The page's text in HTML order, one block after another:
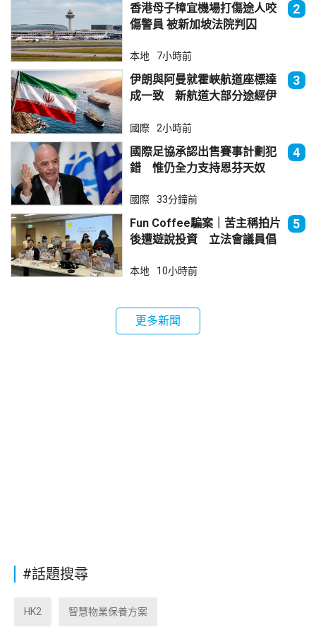
香港母子樟宜機場打傷途人咬
傷警員 被新加坡法院判囚
2
本地 7小時前
伊朗與阿曼就霍峽航道座標達
成一致 新航道大部分途經伊
3
國際 2小時前
國際足協承認出售賽事計劃犯
錯 惟仍全力支持恩芬天奴
4
國際 33分鐘前
Fun Coffee騙案｜苦主稱拍片
後遭遊說投資 立法會議員倡
5
本地 10小時前
更多新聞
#話題搜尋
HK2 智慧物業保養方案